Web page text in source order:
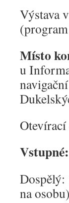
Výstava
Místo
u
Vstupné:
Dospělý:
na osobu)